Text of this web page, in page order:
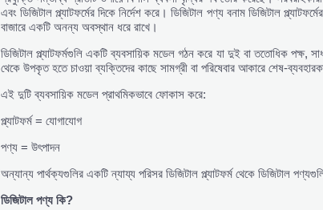
এবং ডিজিটাল প্ল্যাটফর্মের দিকে নির্দেশ করে। ডিজিটাল পণ্য বনাম ডিজিটাল
বাজারে একটি অনন্য অবস্থান ধরে রাখে।
ডিজিটাল প্ল্যাটফর্মগুলি একটি ব্যবসায়িক মডেল গঠন করে যা দুই বা ততোধিক
থেকে উপকৃত হতে চাওয়া ব্যক্তিদের কাছে সামগ্রী বা পরিষেবার আকারে শেষ-
এই দুটি ব্যবসায়িক মডেল প্রাথমিকভাবে ফোকাস করে:
প্ল্যাটফর্ম = যোগাযোগ
পণ্য = উৎপাদন
অন্যান্য পার্থক্যগুলির একটি ন্যায্য পরিসর ডিজিটাল প্ল্যাটফর্ম থেকে ডিজিটাল
ডিজিটালপণ্য কি?